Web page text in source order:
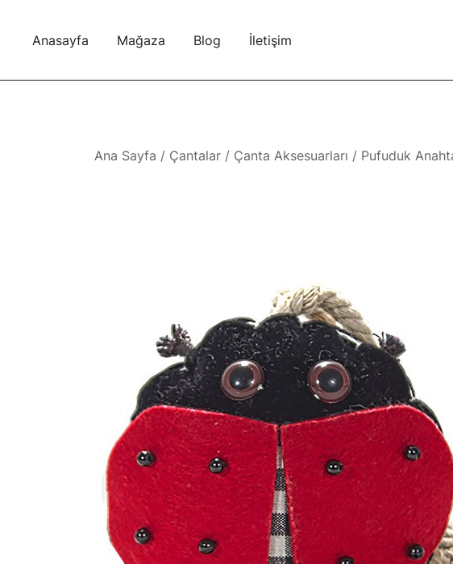
Anasayfa Mağaza Blog İletişim
Ana Sayfa / Çantalar / Çanta Aksesuarları / Pufuduk